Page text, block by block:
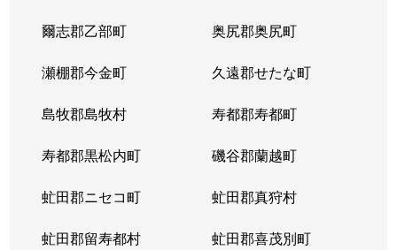
爾志郡乙部町 奥尻郡奥尻町
瀬棚郡今金町 久遠郡せたな町
島牧郡島牧村 寿都郡寿都町
寿都郡黒松内町 磯谷郡蘭越町
虻田郡ニセコ町 虻田郡真狩村
虻田郡留寿都村 虻田郡喜茂別町